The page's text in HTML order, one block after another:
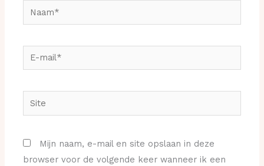
Naam*
E-
mail*
Site
Mijn naam, e-mail en site opslaan in deze
browser voor de volgende keer wanneer ik een